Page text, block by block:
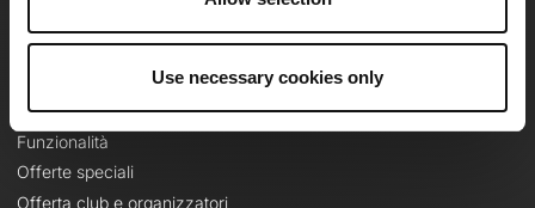
Use necessary cookies only
Le Mag'
Mappe di base topografiche
Funzionalità
Offerte speciali
Offerta club e organizzatori